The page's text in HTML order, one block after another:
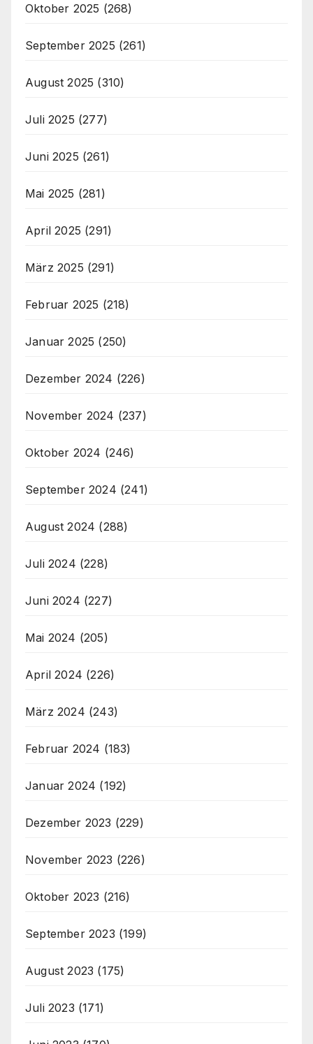
Oktober 2025 (268)
September 2025 (261)
August 2025 (310)
Juli 2025 (277)
Juni 2025 (261)
Mai 2025 (281)
April 2025 (291)
März 2025 (291)
Februar 2025 (218)
Januar 2025 (250)
Dezember 2024 (226)
November 2024 (237)
Oktober 2024 (246)
September 2024 (241)
August 2024 (288)
Juli 2024 (228)
Juni 2024 (227)
Mai 2024 (205)
April 2024 (226)
März 2024 (243)
Februar 2024 (183)
Januar 2024 (192)
Dezember 2023 (229)
November 2023 (226)
Oktober 2023 (216)
September 2023 (199)
August 2023 (175)
Juli 2023 (171)